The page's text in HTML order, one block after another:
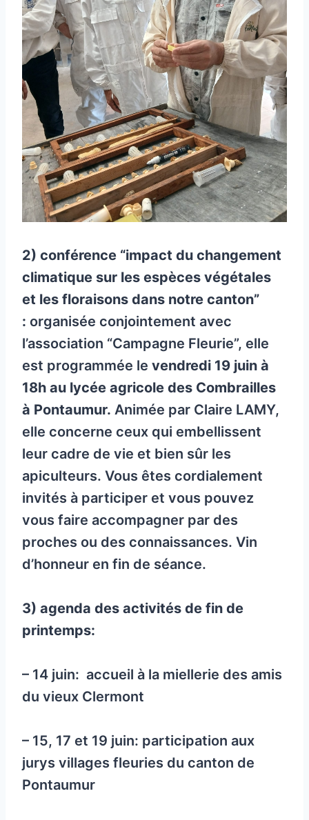
2) conférence “impact du changement
climatique sur les espèces végétales
et les floraisons dans notre canton”
: organisée conjointement avec
l’association “Campagne Fleurie”, elle
est programmée le vendredi 19 juin à
18h au lycée agricole des Combrailles
à Pontaumur. Animée par Claire LAMY,
elle concerne ceux qui embellissent
leur cadre de vie et bien sûr les
apiculteurs. Vous êtes cordialement
invités à participer et vous pouvez
vous faire accompagner par des
proches ou des connaissances. Vin
d’honneur en fin de séance.
3) agenda des activités de fin de
printemps:
– 14 juin: accueil à la miellerie des amis
du vieux Clermont
– 15, 17 et 19 juin: participation aux
jurys villages fleuries du canton de
Pontaumur